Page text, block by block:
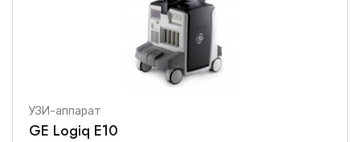
УЗИ-аппарат
GE Logiq E10